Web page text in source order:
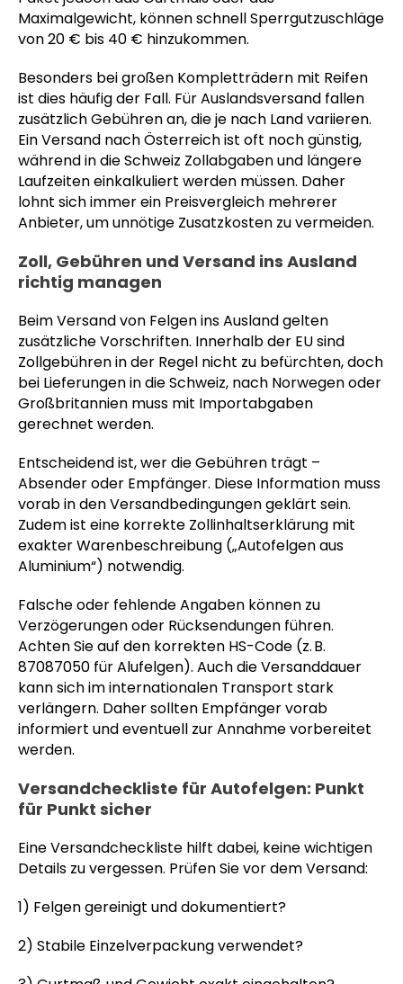
Maximalgewicht, können schnell Sperrgutzuschläge
von 20 € bis 40 € hinzukommen.
Besonders bei großen Kompletträdern mit Reifen
ist dies häufig der Fall. Für Auslandsversand fallen
zusätzlich Gebühren an, die je nach Land variieren.
Ein Versand nach Österreich ist oft noch günstig,
während in die Schweiz Zollabgaben und längere
Laufzeiten einkalkuliert werden müssen. Daher
lohnt sich immer ein Preisvergleich mehrerer
Anbieter, um unnötige Zusatzkosten zu vermeiden.
Zoll, Gebühren und Versand ins Ausland
richtig managen
Beim Versand von Felgen ins Ausland gelten
zusätzliche Vorschriften. Innerhalb der EU sind
Zollgebühren in der Regel nicht zu befürchten, doch
bei Lieferungen in die Schweiz, nach Norwegen oder
Großbritannien muss mit Importabgaben
gerechnet werden.
Entscheidend ist, wer die Gebühren trägt –
Absender oder Empfänger. Diese Information muss
vorab in den Versandbedingungen geklärt sein.
Zudem ist eine korrekte Zollinhaltserklärung mit
exakter Warenbeschreibung („Autofelgen aus
Aluminium“) notwendig.
Falsche oder fehlende Angaben können zu
Verzögerungen oder Rücksendungen führen.
Achten Sie auf den korrekten HS-Code (z. B.
87087050 für Alufelgen). Auch die Versanddauer
kann sich im internationalen Transport stark
verlängern. Daher sollten Empfänger vorab
informiert und eventuell zur Annahme vorbereitet
werden.
Versandcheckliste für Autofelgen: Punkt
für Punkt sicher
Eine Versandcheckliste hilft dabei, keine wichtigen
Details zu vergessen. Prüfen Sie vor dem Versand:
1) Felgen gereinigt und dokumentiert?
2) Stabile Einzelverpackung verwendet?